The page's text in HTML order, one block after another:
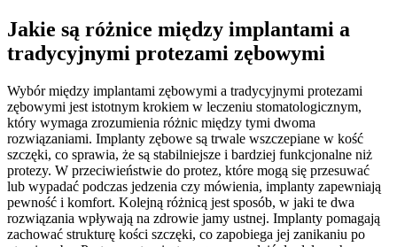
Jakie są różnice między implantami a
tradycyjnymi protezami zębowymi
Wybór między implantami zębowymi a tradycyjnymi protezami
zębowymi jest istotnym krokiem w leczeniu stomatologicznym,
który wymaga zrozumienia różnic między tymi dwoma
rozwiązaniami. Implanty zębowe są trwale wszczepiane w kość
szczęki, co sprawia, że są stabilniejsze i bardziej funkcjonalne niż
protezy. W przeciwieństwie do protez, które mogą się przesuwać
lub wypadać podczas jedzenia czy mówienia, implanty zapewniają
pewność i komfort. Kolejną różnicą jest sposób, w jaki te dwa
rozwiązania wpływają na zdrowie jamy ustnej. Implanty pomagają
zachować strukturę kości szczęki, co zapobiega jej zanikaniu po